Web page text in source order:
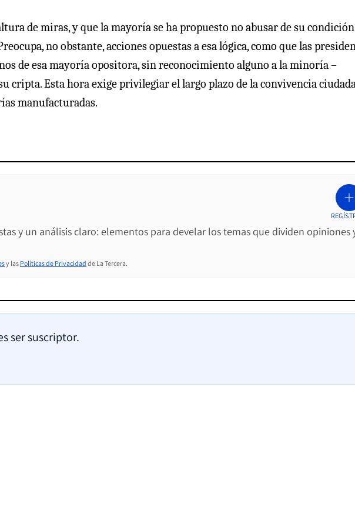
de miras, y que la mayoría se ha propuesto no abusar de su condición
no obstante, acciones opuestas a esa lógica, como que las
de esa mayoría opositora, sin reconocimiento alguno a la minoría –
cripta. Esta hora exige privilegiar el largo plazo de la convivencia
manufacturadas.
y un análisis claro: elementos para develar los temas que dividen opiniones
y las Políticas de Privacidad de La Tercera.
ser suscriptor.